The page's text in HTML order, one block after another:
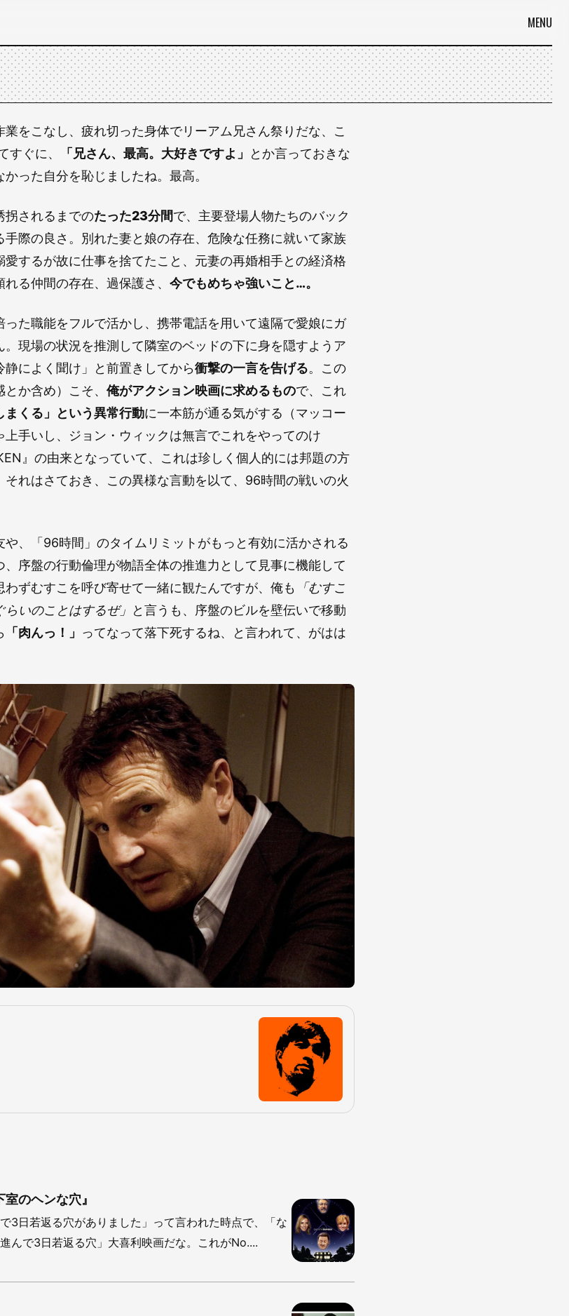
MENU
業をこなし、疲れ切った身体でリーアム兄さん祭りだな、こ
すぐに、 「兄さん、最高。大好きですよ」
とか言っておきな
った自分を恥じましたね。最高。
拐されるまでのたった23分間で、主要登場人物たちのバック
手際の良さ。別れた妻と娘の存在、危険な任務に就いて家族
するが故に仕事を捨てたこと、元妻の再婚相手との経済格
る仲間の存在、過保護さ、 今でもめちゃ強いこと…。
た職能をフルで活かし、携帯電話を用いて遠隔で愛娘にガ
現場の状況を推測して隣室のベッドの下に身を隠すようア
静によく聞け」と前置きしてから衝撃の一言を告げる。この
か含め）こそ、 俺がアクション映画に求めるもので、これ
まくる」という異常行動に一本筋が通る気がする（マッコー
手いし、ジョン・ウィックは無言でこれをやってのけ
』の由来となっていて、これは珍しく個人的には邦題の方
れはさておき、この異様な言動を以て、96時間の戦いの火
、「96時間」のタイムリミットがもっと有効に活かされる
、序盤の行動倫理が物語全体の推進力として見事に機能して
ずむすこを呼び寄せて一緒に観たんですが、俺も
「むすこ
いのことはするぜ」 と言うも、序盤のビルを壁伝いで移動
「肉んっ！」 ってなって落下死するね、と言われて、がはは
のヘンな穴』
3日若返る穴がありました」って言われた時点で、「な
んで3日若返る穴」大喜利映画だな。これがNo....